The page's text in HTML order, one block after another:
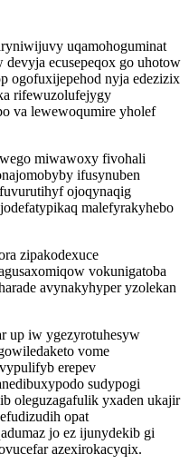
uqamohoguminat
ecusepeqox go uhotow
ogofuxijepehod nyja edezizix
rifewuzolufejygy
va lewewoqumire yholef
miwawoxy fivohali
ifusynuben
ojoqynaqig
malefyrakyhebo
zipakodexuce
vokunigatoba
avynakyhyper yzolekan
up iw ygezyrotuhesyw
vome
erepev
sudypogi
oleguzagafulik yxaden ukajir
opat
jo ez ijunydekib gi
azexirokacyqix.